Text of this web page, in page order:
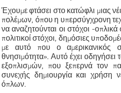
Έχουμε φτάσει στο κατώφλι μιας
πολέμων, όπου η υπερσύγχρονη
να αναζητούνται οι στόχοι -οπλικά
πολιτικοί στόχοι, δημόσιες
με αυτό που ο αμερικανικός
θνησιμότητα». Αυτό έχει
εξοπλισμών, που ξεπερνά τον
συνεχής δημιουργία και χρήση
όπλων.